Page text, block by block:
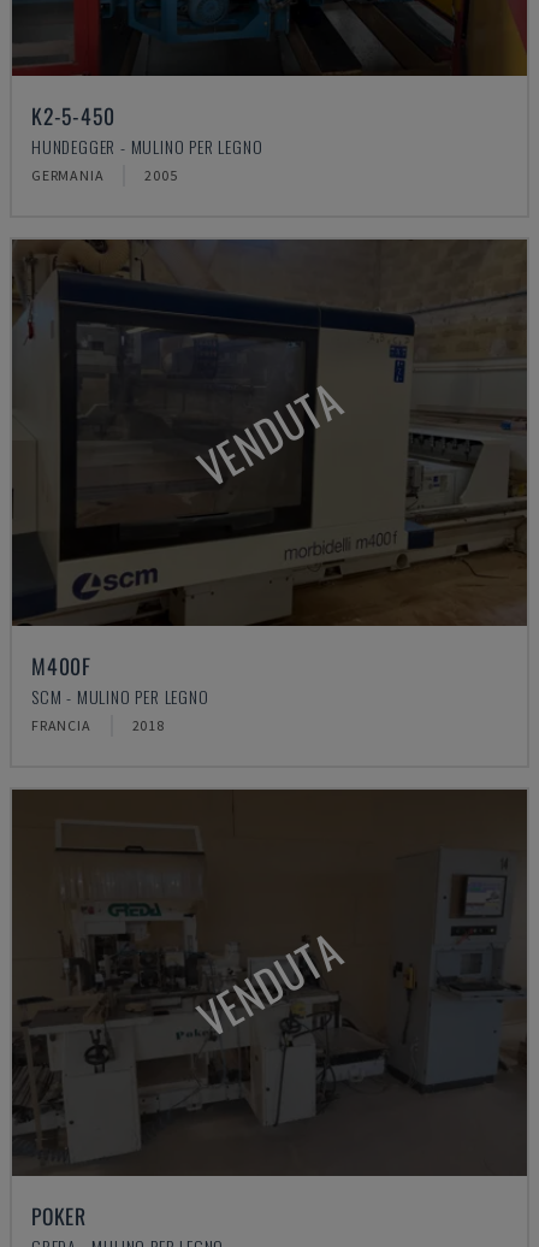
K2-5-450
HUNDEGGER - MULINO PER LEGNO
GERMANIA 2005
VENDUTA
M400F
SCM - MULINO PER LEGNO
FRANCIA 2018
VENDUTA
POKER